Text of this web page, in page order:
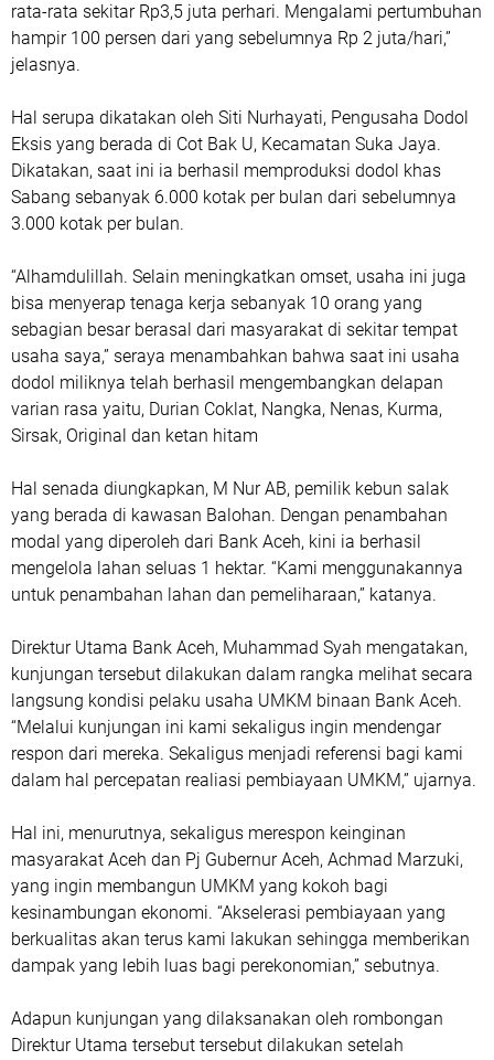
rata-rata sekitar Rp3,5 juta perhari. Mengalami pertumbuhan
hampir 100 persen dari yang sebelumnya Rp 2 juta/hari,”
jelasnya.
Hal serupa dikatakan oleh Siti Nurhayati, Pengusaha Dodol
Eksis yang berada di Cot Bak U, Kecamatan Suka Jaya.
Dikatakan, saat ini ia berhasil memproduksi dodol khas
Sabang sebanyak 6.000 kotak per bulan dari sebelumnya
3.000 kotak per bulan.
“Alhamdulillah. Selain meningkatkan omset, usaha ini juga
bisa menyerap tenaga kerja sebanyak 10 orang yang
sebagian besar berasal dari masyarakat di sekitar tempat
usaha saya,” seraya menambahkan bahwa saat ini usaha
dodol miliknya telah berhasil mengembangkan delapan
varian rasa yaitu, Durian Coklat, Nangka, Nenas, Kurma,
Sirsak, Original dan ketan hitam
Hal senada diungkapkan, M Nur AB, pemilik kebun salak
yang berada di kawasan Balohan. Dengan penambahan
modal yang diperoleh dari Bank Aceh, kini ia berhasil
mengelola lahan seluas 1 hektar. “Kami menggunakannya
untuk penambahan lahan dan pemeliharaan,” katanya.
Direktur Utama Bank Aceh, Muhammad Syah mengatakan,
kunjungan tersebut dilakukan dalam rangka melihat secara
langsung kondisi pelaku usaha UMKM binaan Bank Aceh.
“Melalui kunjungan ini kami sekaligus ingin mendengar
respon dari mereka. Sekaligus menjadi referensi bagi kami
dalam hal percepatan realiasi pembiayaan UMKM,” ujarnya.
Hal ini, menurutnya, sekaligus merespon keinginan
masyarakat Aceh dan Pj Gubernur Aceh, Achmad Marzuki,
yang ingin membangun UMKM yang kokoh bagi
kesinambungan ekonomi. “Akselerasi pembiayaan yang
berkualitas akan terus kami lakukan sehingga memberikan
dampak yang lebih luas bagi perekonomian,” sebutnya.
Adapun kunjungan yang dilaksanakan oleh rombongan
Direktur Utama tersebut tersebut dilakukan setelah